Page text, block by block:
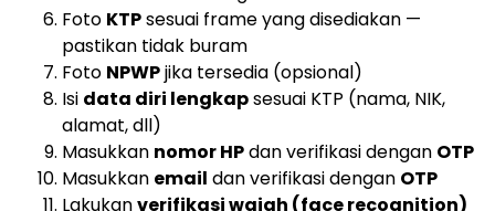
Foto KTPsesuai frame yang disediakan —
pastikan tidak buram
Foto NPWPjika tersedia (opsional)
Isi data diri lengkapsesuai KTP (nama, NIK,
alamat, dll)
Masukkan nomor HPdan verifikasi dengan OTP
Masukkan email dan verifikasi dengan OTP
Lakukanverifikasi wajah (face recognition)